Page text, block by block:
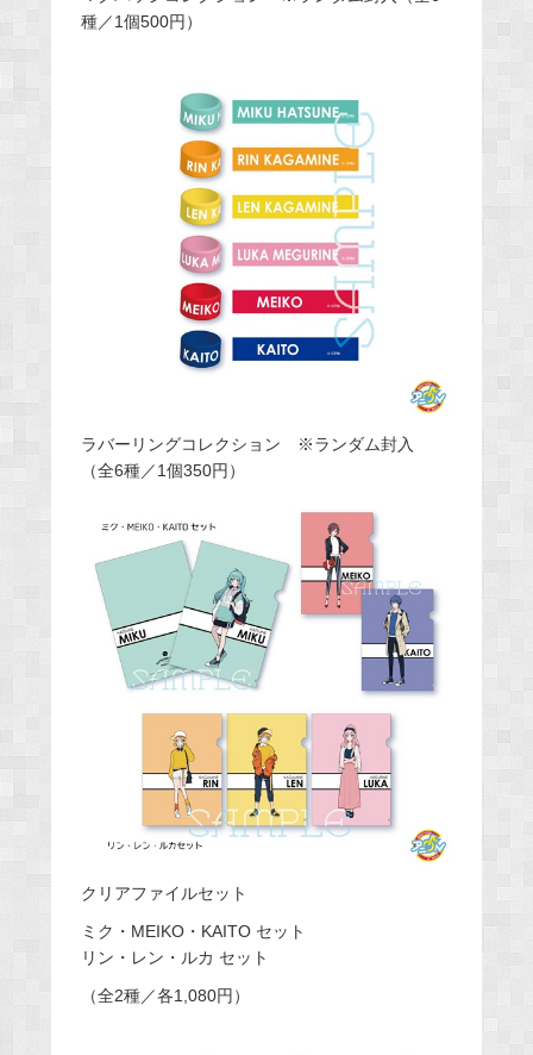
種／1個500円）
ラバーリングコレクション ※ランダム封入
（全6種／1個350円）
クリアファイルセット
ミク・MEIKO・KAITO セット
リン・レン・ルカ セット
（全2種／各1,080円）